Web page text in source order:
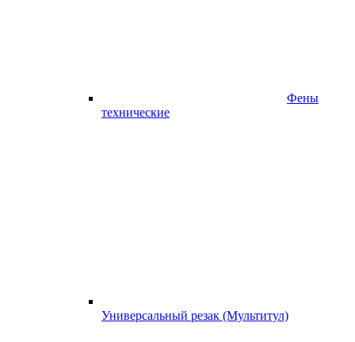
Фены
технические
Универсальный резак (Мультитул)